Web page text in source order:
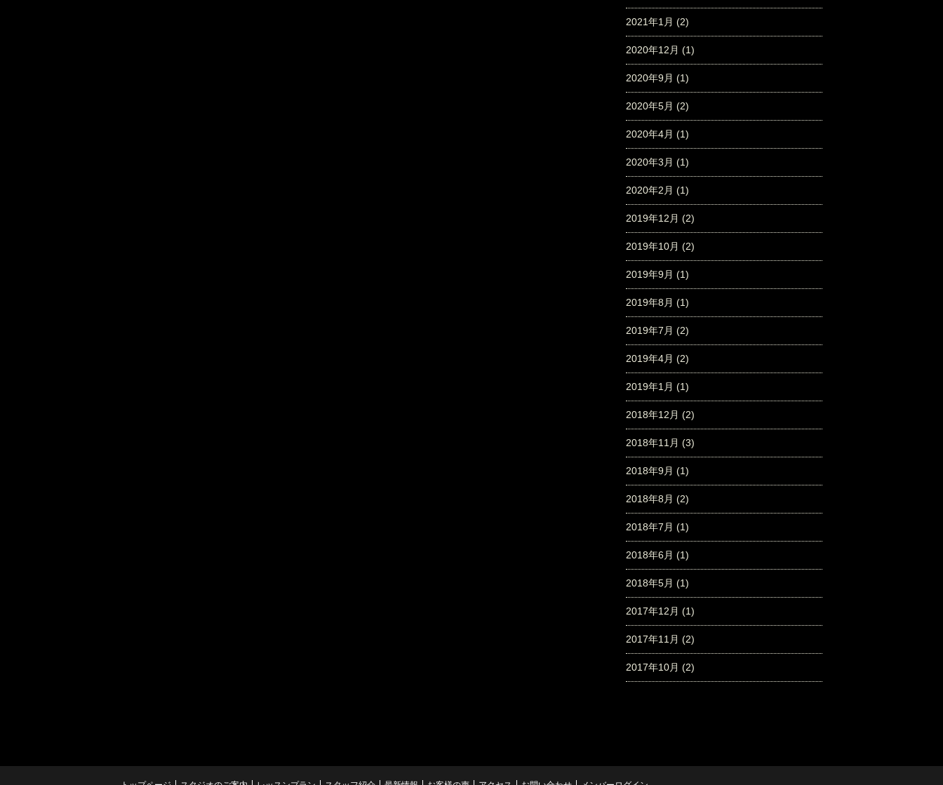
2021年1月 (2)
2020年12月 (1)
2020年9月 (1)
2020年5月 (2)
2020年4月 (1)
2020年3月 (1)
2020年2月 (1)
2019年12月 (2)
2019年10月 (2)
2019年9月 (1)
2019年8月 (1)
2019年7月 (2)
2019年4月 (2)
2019年1月 (1)
2018年12月 (2)
2018年11月 (3)
2018年9月 (1)
2018年8月 (2)
2018年7月 (1)
2018年6月 (1)
2018年5月 (1)
2017年12月 (1)
2017年11月 (2)
2017年10月 (2)